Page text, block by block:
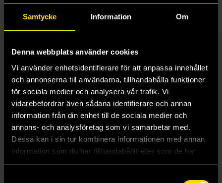
Samtycke Information Om
Denna webbplats använder cookies
Vi använder enhetsidentifierare för att anpassa innehållet
och annonserna till användarna, tillhandahålla funktioner
för sociala medier och analysera vår trafik. Vi
vidarebefordrar även sådana identifierare och annan
information från din enhet till de sociala medier och
annons- och analysföretag som vi samarbetar med.
Dessa kan i sin tur kombinera informationen med annan
information som du har tillhandahållit eller som de har
samlat in när du har använt deras tjänster.
Hellbreak TCG
Läs mer
Hellbreak TCG
Läs mer